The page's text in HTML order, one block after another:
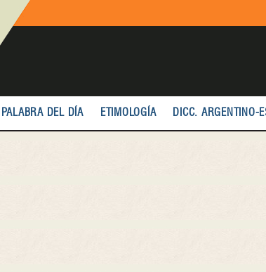
PALABRA DEL DÍA ETIMOLOGÍA DICC. ARGENTINO-